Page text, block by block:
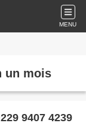
MENU
un mois
9407 4239